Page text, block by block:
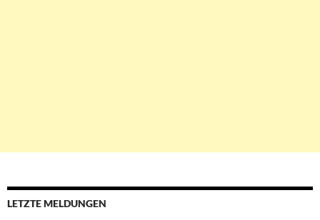
LETZTE MELDUNGEN